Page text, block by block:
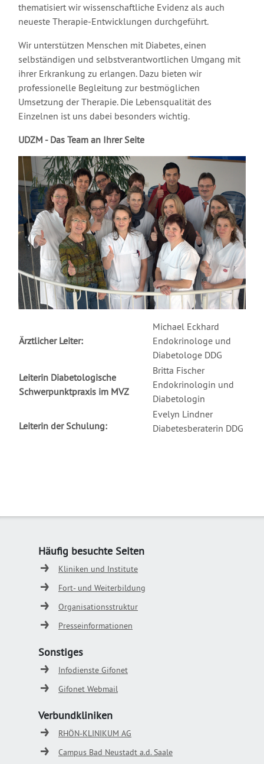
thematisiert wir wissenschaftliche Evidenz als auch
neueste Therapie-Entwicklungen durchgeführt.
Wir unterstützen Menschen mit Diabetes, einen
selbständigen und selbstverantwortlichen Umgang mit
ihrer Erkrankung zu erlangen. Dazu bieten wir
professionelle Begleitung zur bestmöglichen
Umsetzung der Therapie. Die Lebensqualität des
Einzelnen ist uns dabei besonders wichtig.
UDZM - Das Team an Ihrer Seite
Ärztlicher Leiter:
Michael Eckhard
Endokrinologe und
Diabetologe DDG
Leiterin Diabetologische
Schwerpunktpraxis im MVZ
Britta Fischer
Endokrinologin und
Diabetologin
Leiterin der Schulung:
Evelyn Lindner
Diabetesberaterin DDG
Häufig besuchte Seiten
Kliniken und Institute
Fort- und Weiterbildung
Organisationsstruktur
Presseinformationen
Sonstiges
Infodienste Gifonet
Gifonet Webmail
Verbundkliniken
RHÖN-KLINIKUM AG
Campus Bad Neustadt a.d. Saale